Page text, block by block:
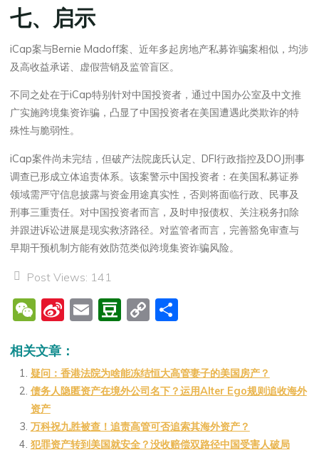
七、启示
iCap案与Bernie Madoff案、近年多起房地产私募诈骗案相似，均涉
及高收益承诺、虚假营销及监管盲区。
不同之处在于iCap特别针对中国投资者，通过中国办公室及中文推
广实施跨境集资诈骗，凸显了中国投资者在美国遭遇此类欺诈的特
殊性与脆弱性。
iCap案件尚未完结，但破产法院庞氏认定、DFI行政指控及DOJ刑事
调查已形成立体追责体系。该案警示中国投资者：在美国私募证券
领域需严守信息披露与资金用途真实性，否则将面临行政、民事及
刑事三重责任。对中国投资者而言，及时申报债权、关注税务扣除
并跟进诉讼进展是现实救济路径。对监管者而言，完善豁免审查与
早期干预机制方能有效防范类似跨境集资诈骗风险。
Post Views: 141
W
C
h
at
Si
a
W
ei
b
o
E
l
D
b
a
n
C
y
Li
n
k
相关文章：
疑问：香港法院为啥能冻结恒大高管妻子的美国房产？
债务人隐匿资产在境外公司名下？运用Alter Ego规则追收海外
资产
万科祝九胜被查！追责高管可否追索其海外资产？
犯罪资产转到美国就安全？没收赔偿双路径中国受害人破局